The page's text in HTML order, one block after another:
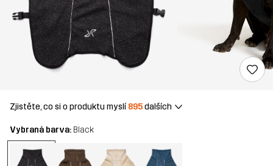
Zjistěte, co si o produktu myslí 895dalších
Vybraná barva: Black